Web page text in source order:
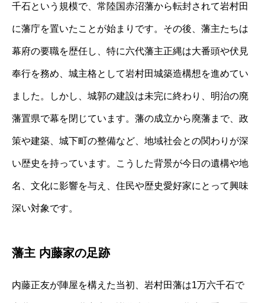
千石という規模で、常陸国赤沼藩から転封されて岩村田
に藩庁を置いたことが始まりです。その後、藩主たちは
幕府の要職を歴任し、特に六代藩主正縄は大番頭や伏見
奉行を務め、城主格として岩村田城築造構想を進めてい
ました。しかし、城郭の建設は未完に終わり、明治の廃
藩置県で幕を閉じています。藩の成立から廃藩まで、政
策や建築、城下町の整備など、地域社会との関わりが深
い歴史を持っています。こうした背景が今日の遺構や地
名、文化に影響を与え、住民や歴史愛好家にとって興味
深い対象です。
藩主 内藤家の足跡
内藤正友が陣屋を構えた当初、岩村田藩は1万六千石で